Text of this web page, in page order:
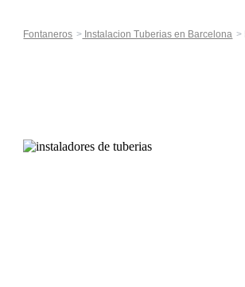
Fontaneros Instalacion Tuberias en Barcelona